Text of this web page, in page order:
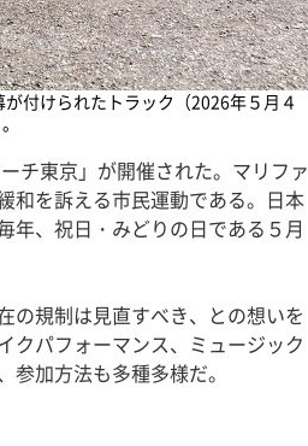
付けられたトラック（2026年５月４
チ東京」が開催された。マリファ
和を訴える市民運動である。日本
年、祝日・みどりの日である５月
の規制は見直すべき、との想いを
クパフォーマンス、ミュージック
加方法も多種多様だ。